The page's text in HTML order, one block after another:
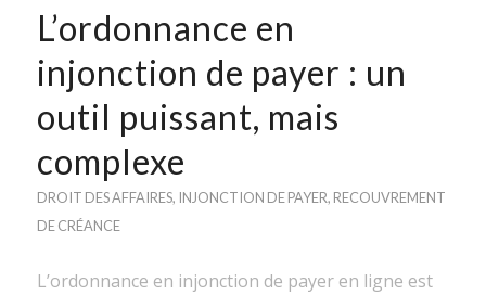
L’ordonnance en
injonction de payer : un
outil puissant, mais
complexe
DROIT DES AFFAIRES, INJONCTION DE PAYER, RECOUVREMENT
DE CRÉANCE
L’ordonnance en injonction de payer en ligne est